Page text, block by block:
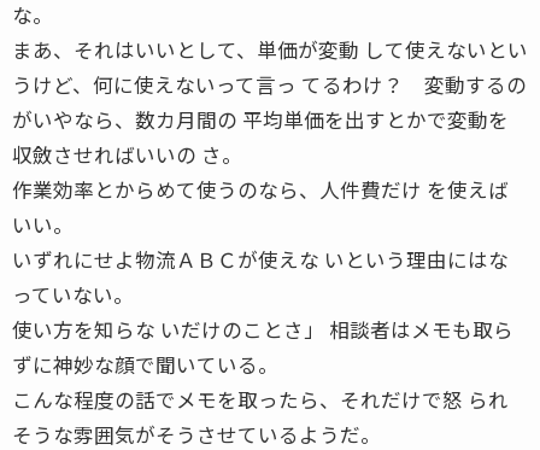
な。
まあ、それはいいとして、単価が変動 して使えないとい
うけど、何に使えないって言っ てるわけ？ 変動するの
がいやなら、数カ月間の 平均単価を出すとかで変動を
収斂させればいいの さ。
作業効率とからめて使うのなら、人件費だけ を使えば
いい。
いずれにせよ物流ＡＢＣが使えな いという理由にはな
っていない。
使い方を知らな いだけのことさ」 相談者はメモも取ら
ずに神妙な顔で聞いている。
こんな程度の話でメモを取ったら、それだけで怒 られ
そうな雰囲気がそうさせているようだ。